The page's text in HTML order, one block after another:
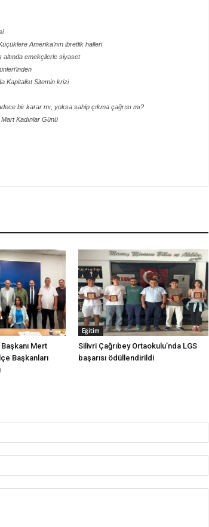
Amerika’nın ibretlik halleri
altında emekçilerle siyaset
Kapitalist Sitemin krizi
bir karar mı, yoksa sahip çıkma çağrısı mı?
Kadınlar Günü
Mert
Başkanları
Eğitim
Silivri Çağrıbey Ortaokulu’nda LGS
başarısı ödüllendirildi